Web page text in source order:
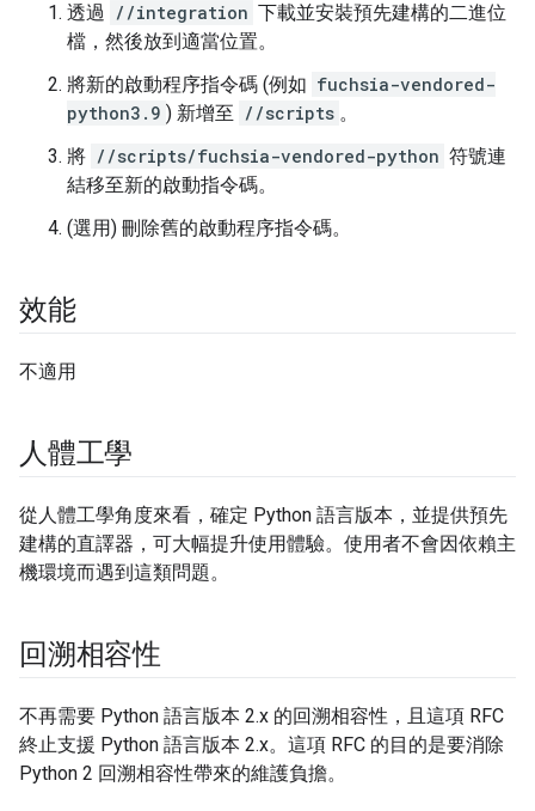
透過 //integration 下載並安裝預先建構的二進位
檔，然後放到適當位置。
將新的啟動程序指令碼 (例如 fuchsia-vendored-
python3.9 ) 新增至 //scripts 。
將 //scripts/fuchsia-vendored-python 符號連
結移至新的啟動指令碼。
(選用) 刪除舊的啟動程序指令碼。
效能
不適用
人體工學
從人體工學角度來看，確定 Python 語言版本，並提供預先
建構的直譯器，可大幅提升使用體驗。使用者不會因依賴主
機環境而遇到這類問題。
回溯相容性
不再需要 Python 語言版本 2.x 的回溯相容性，且這項 RFC
終止支援 Python 語言版本 2.x。這項 RFC 的目的是要消除
Python 2 回溯相容性帶來的維護負擔。